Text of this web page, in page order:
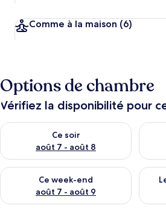
Comme à la maison (6)
Options de chambre
Vérifiez la disponibilité pour
Ce soir
août 7 - août 8
Vérifier la disponibilité pour ce soir
Ce week-end
août 7 - août 9
Vérifier la disponibilité pour ce week-